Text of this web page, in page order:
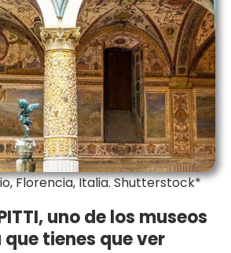
Florencia, Italia. Shutterstock*
uno de los museos
tienes que ver